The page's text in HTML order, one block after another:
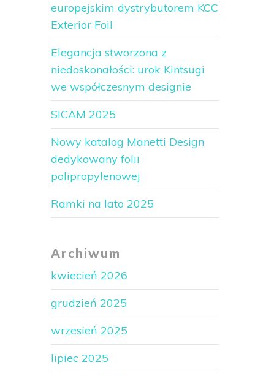
europejskim dystrybutorem KCC
Exterior Foil
Elegancja stworzona z
niedoskonałości: urok Kintsugi
we współczesnym designie
SICAM 2025
Nowy katalog Manetti Design
dedykowany folii
polipropylenowej
Ramki na lato 2025
Archiwum
kwiecień 2026
grudzień 2025
wrzesień 2025
lipiec 2025